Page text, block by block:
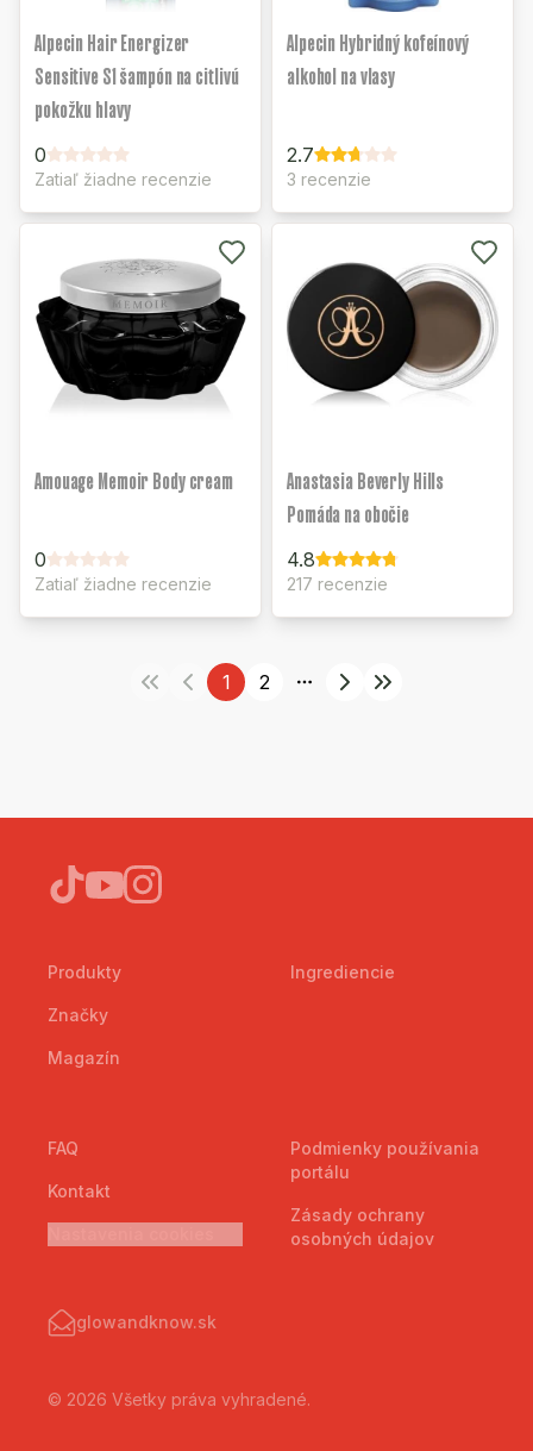
Alpecin Hair Energizer
Sensitive S1 šampón na citlivú
pokožku hlavy
0
Zatiaľ žiadne recenzie
Alpecin Hybridný kofeínový
alkohol na vlasy
2.7
3 recenzie
Amouage Memoir Body cream
0
Zatiaľ žiadne recenzie
Anastasia Beverly Hills
Pomáda na obočie
4.8
217 recenzie
1 2
More pages
Produkty
Značky
Magazín
Ingrediencie
FAQ
Kontakt
Podmienky používania
portálu
Zásady ochrany
osobných údajov
glowandknow.sk
© 2026 Všetky práva vyhradené.